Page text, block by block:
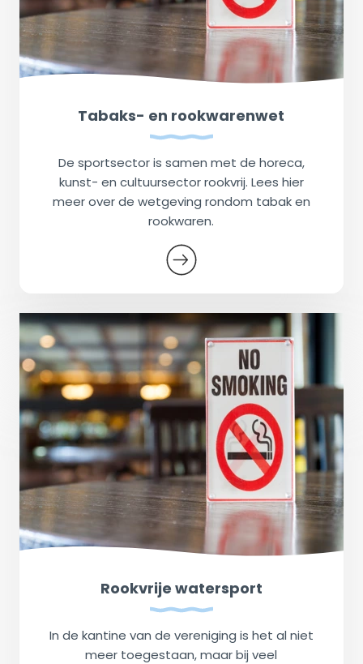
Tabaks- en rookwarenwet
De sportsector is samen met de horeca,
kunst- en cultuursector rookvrij. Lees hier
meer over de wetgeving rondom tabak en
rookwaren.
Rookvrije watersport
In de kantine van de vereniging is het al niet
meer toegestaan, maar bij veel